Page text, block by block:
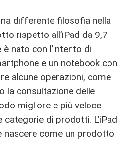
differente filosofia nella
rispetto all’iPad da 9,7
è nato con l’intento di
e un notebook con
alcune operazioni, come
la consultazione delle
migliore e più veloce
di prodotti. L’iPad
nascere come un prodotto